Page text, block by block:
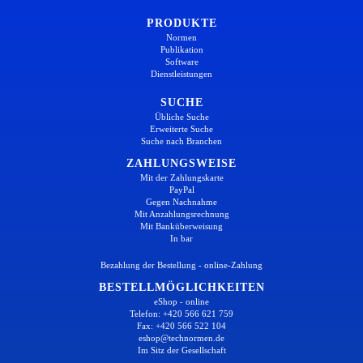
PRODUKTE
Normen
Publikation
Software
Dienstleistungen
SUCHE
Übliche Suche
Erweiterte Suche
Suche nach Branchen
ZAHLUNGSWEISE
Mit der Zahlungskarte
PayPal
Gegen Nachnahme
Mit Anzahlungsrechnung
Mit Banküberweisung
In bar
Bezahlung der Bestellung - online-Zahlung
BESTELLMÖGLICHKEITEN
eShop - online
Telefon: +420 566 621 759
Fax: +420 566 522 104
eshop@technormen.de
Im Sitz der Gesellschaft